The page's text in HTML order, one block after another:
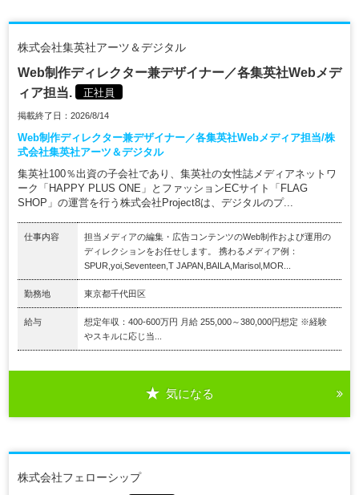
株式会社集英社アーツ＆デジタル
Web制作ディレクター兼デザイナー／各集英社Webメデ
ィア担当.
正社員
掲載終了日：2026/8/14
Web制作ディレクター兼デザイナー／各集英社Webメディア担当/株
式会社集英社アーツ＆デジタル
集英社100％出資の子会社であり、集英社の女性誌メディアネットワ
ーク「HAPPY PLUS ONE」とファッションECサイト「FLAG
SHOP」の運営を行う株式会社Project8は、デジタルのプ...
仕事内容
担当メディアの編集・広告コンテンツのWeb制作および運用の
ディレクションをお任せします。 携わるメディア例：
SPUR,yoi,Seventeen,T JAPAN,BAILA,Marisol,MOR...
勤務地 東京都千代田区
給与
想定年収：400-600万円 月給 255,000～380,000円想定 ※経験
やスキルに応じ当...
気になる
株式会社フェローシップ